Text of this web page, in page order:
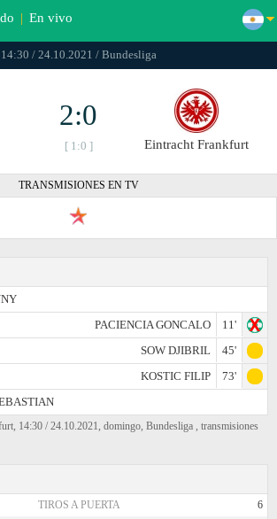
| En vivo
14:30 / 24.10.2021 / Bundesliga
2:0
[ 1:0 ] Eintracht Frankfurt
TRANSMISIONES EN TV
PACIENCIA GONCALO
11'
SOW DJIBRIL
45'
KOSTIC FILIP
73'
14:30 / 24.10.2021, domingo, Bundesliga , transmisiones
TIROS A PUERTA 6